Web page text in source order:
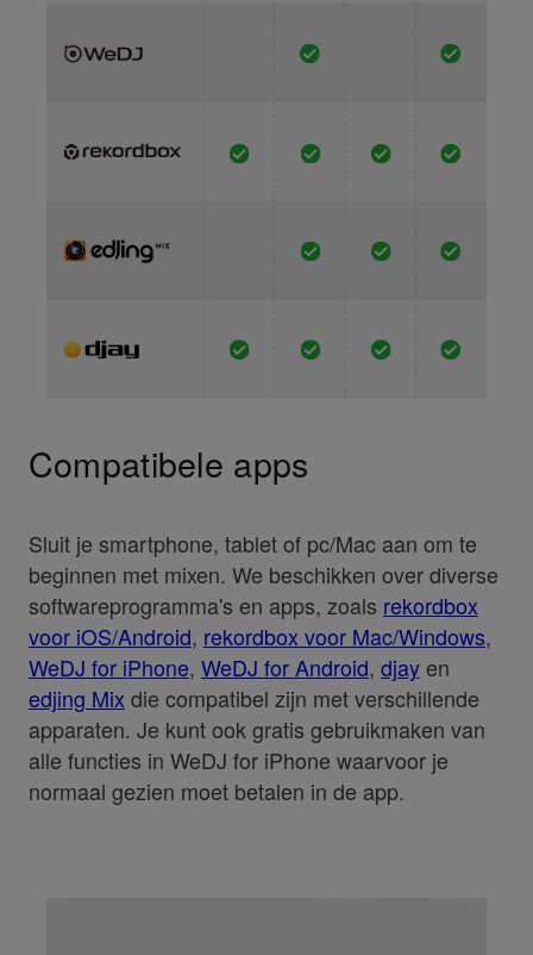
Compatibele apps
Sluit je smartphone, tablet of pc/Mac aan om te
beginnen met mixen. We beschikken over diverse
softwareprogramma's en apps, zoals rekordbox
voor iOS/Android, rekordbox voor Mac/Windows,
WeDJ for iPhone, WeDJ for Android, djayen
edjing Mix die compatibel zijn met verschillende
apparaten. Je kunt ook gratis gebruikmaken van
alle functies in WeDJ for iPhone waarvoor je
normaal gezien moet betalen in de app.